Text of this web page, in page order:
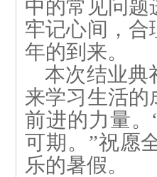
中的常见问题
牢记心间，合
年的到来。
本次结业典
来学习生活的
前进的力量
可期。”祝愿
乐的暑假。